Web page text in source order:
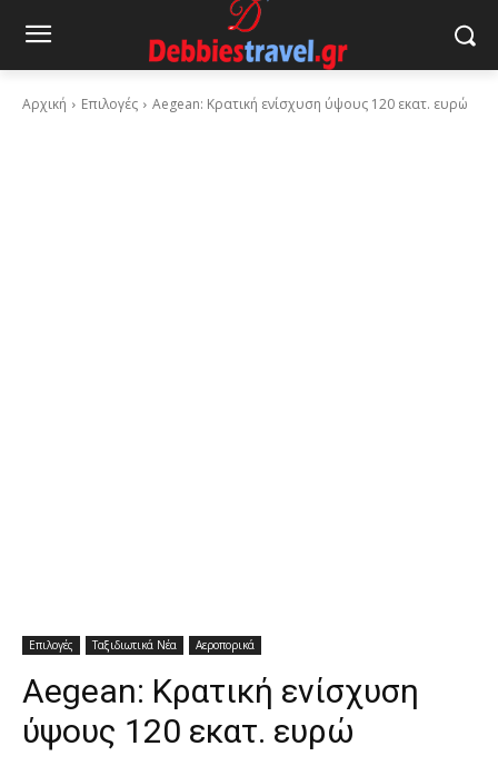
Αρχική Επιλογές Aegean: Κρατική ενίσχυση ύψους 120 εκατ. ευρώ
Επιλογές Ταξιδιωτικά Νέα Αεροπορικά
Aegean: Κρατική ενίσχυση
ύψους 120 εκατ. ευρώ